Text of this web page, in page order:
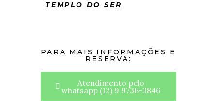
TEMPLO DO SER
PARA MAIS INFORMAÇÕES E
RESERVA:
Atendimento pelo
whatsapp (12) 9 9736-3846